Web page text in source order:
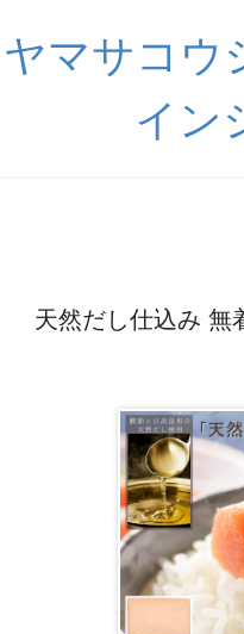
ヤマサコウ
イン
天然だし仕込み 無